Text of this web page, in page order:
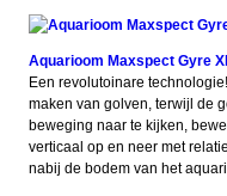
Aquarioom Maxspect Gyre
Een revolutoinare
maken van golven, terwijl de
beweging naar te kijken,
verticaal op en neer met
nabij de bodem van het